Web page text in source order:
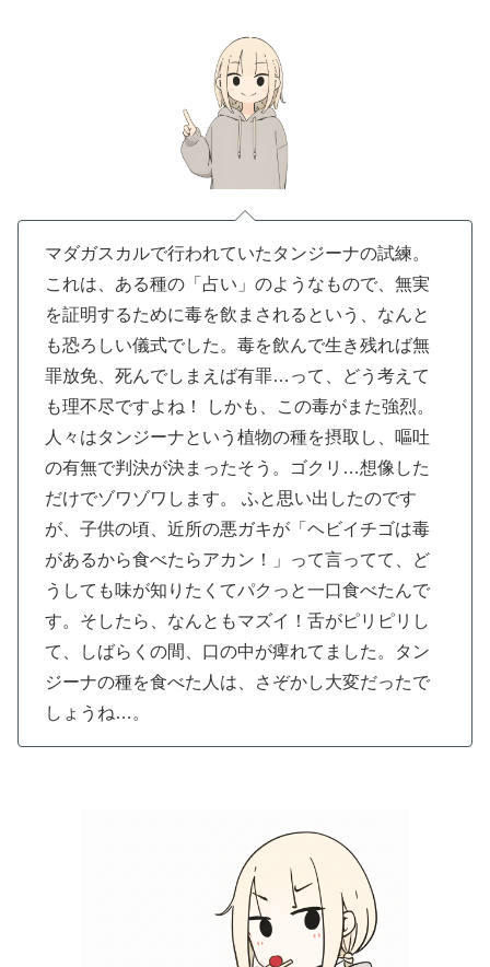
マダガスカルで行われていたタンジーナの試練。
これは、ある種の「占い」のようなもので、無実
を証明するために毒を飲まされるという、なんと
も恐ろしい儀式でした。毒を飲んで生き残れば無
罪放免、死んでしまえば有罪…って、どう考えて
も理不尽ですよね！
しかも、この毒がまた強烈。
人々はタンジーナという植物の種を摂取し、嘔吐
の有無で判決が決まったそう。ゴクリ…想像した
だけでゾワゾワします。 ふと思い出したのです
が、子供の頃、近所の悪ガキが「ヘビイチゴは毒
があるから食べたらアカン！」って言ってて、ど
うしても味が知りたくてパクっと一口食べたんで
す。そしたら、なんともマズイ！舌がピリピリし
て、しばらくの間、口の中が痺れてました。タン
ジーナの種を食べた人は、さぞかし大変だったで
しょうね…。